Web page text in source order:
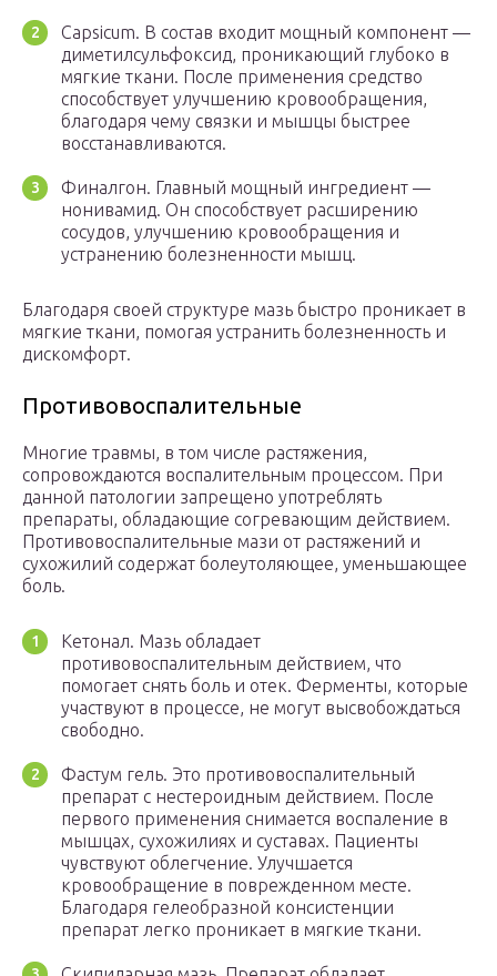
Capsicum. В состав входит мощный компонент —
диметилсульфоксид, проникающий глубоко в
мягкие ткани. После применения средство
способствует улучшению кровообращения,
благодаря чему связки и мышцы быстрее
восстанавливаются.
Финалгон. Главный мощный ингредиент —
нонивамид. Он способствует расширению
сосудов, улучшению кровообращения и
устранению болезненности мышц.
Благодаря своей структуре мазь быстро проникает в
мягкие ткани, помогая устранить болезненность и
дискомфорт.
Противовоспалительные
Многие травмы, в том числе растяжения,
сопровождаются воспалительным процессом. При
данной патологии запрещено употреблять
препараты, обладающие согревающим действием.
Противовоспалительные мази от растяжений и
сухожилий содержат болеутоляющее, уменьшающее
боль.
Кетонал. Мазь обладает
противовоспалительным действием, что
помогает снять боль и отек. Ферменты, которые
участвуют в процессе, не могут высвобождаться
свободно.
Фастум гель. Это противовоспалительный
препарат с нестероидным действием. После
первого применения снимается воспаление в
мышцах, сухожилиях и суставах. Пациенты
чувствуют облегчение. Улучшается
кровообращение в поврежденном месте.
Благодаря гелеобразной консистенции
препарат легко проникает в мягкие ткани.